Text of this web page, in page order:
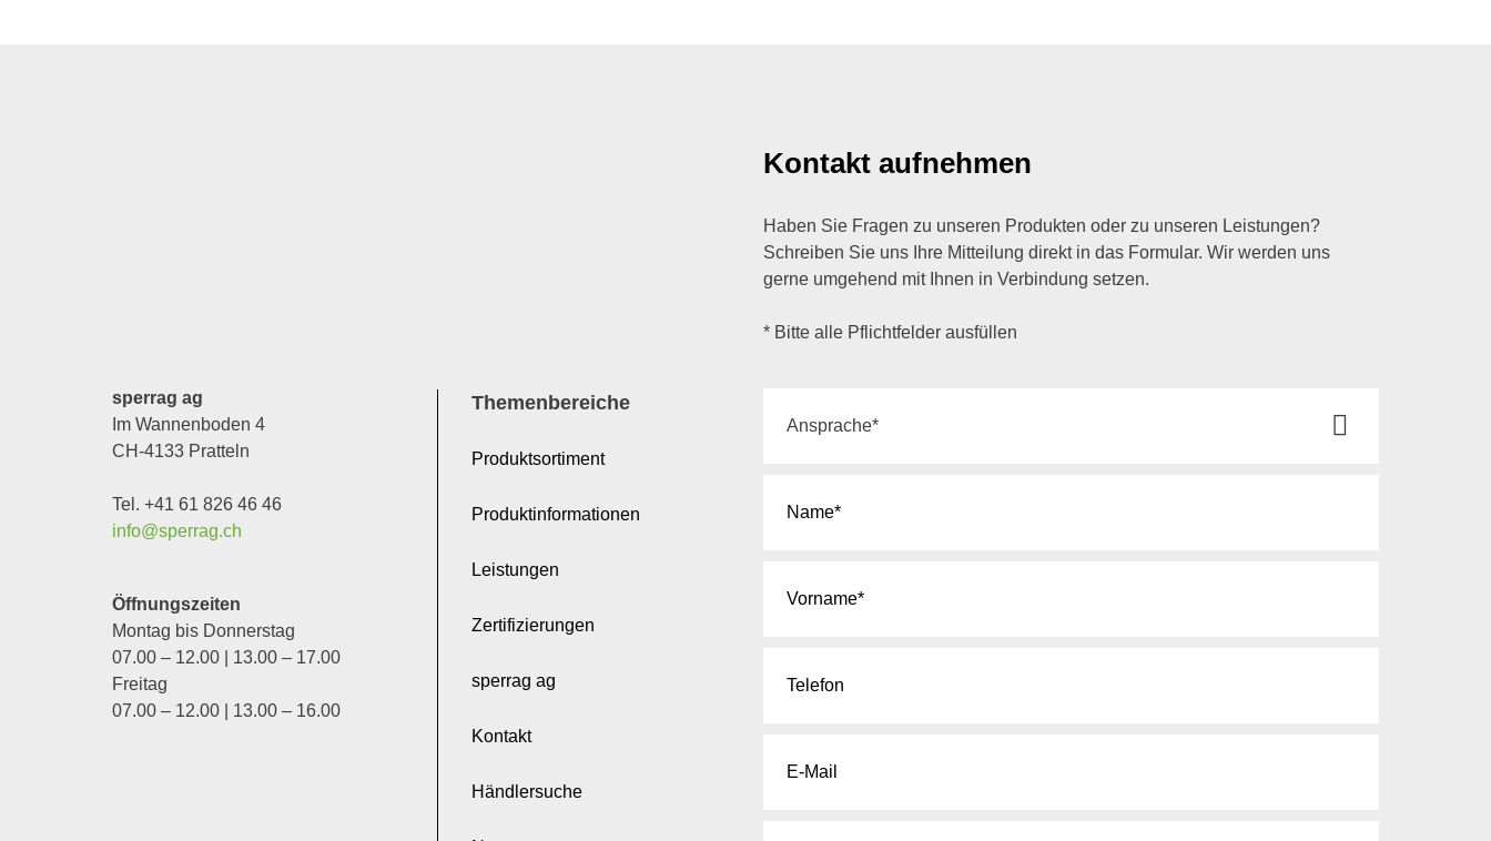
sperrag ag
Im Wannenboden 4
CH-4133 Pratteln
Tel. +41 61 826 46 46
info@sperrag.ch
Öffnungszeiten
Montag bis Donnerstag
07.00 – 12.00 | 13.00 – 17.00
Freitag
07.00 – 12.00 | 13.00 – 16.00
Themenbereiche
Produktsortiment
Produktinformationen
Leistungen
Zertifizierungen
sperrag ag
Kontakt
Händlersuche
Kontakt aufnehmen
Haben Sie Fragen zu unseren Produkten oder zu unseren Leistungen?
Schreiben Sie uns Ihre Mitteilung direkt in das Formular. Wir werden uns
gerne umgehend mit Ihnen in Verbindung setzen.
* Bitte alle Pflichtfelder ausfüllen